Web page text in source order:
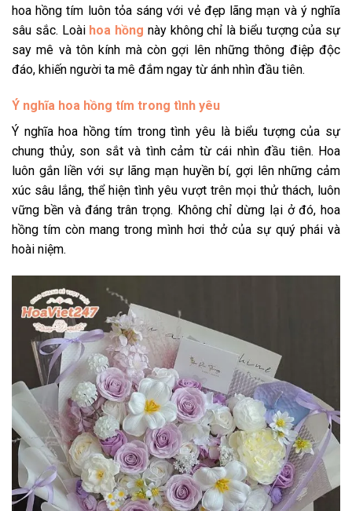
hoa hồng tím luôn tỏa sáng với vẻ đẹp lãng mạn và ý nghĩa
sâu sắc. Loài hoa hồng này không chỉ là biểu tượng của sự
say mê và tôn kính mà còn gợi lên những thông điệp độc
đáo, khiến người ta mê đắm ngay từ ánh nhìn đầu tiên.
Ý nghĩa hoa hồng tím trong tình yêu
Ý nghĩa hoa hồng tím trong tình yêu là biểu tượng của sự
chung thủy, son sắt và tình cảm từ cái nhìn đầu tiên. Hoa
luôn gắn liền với sự lãng mạn huyền bí, gợi lên những cảm
xúc sâu lắng, thể hiện tình yêu vượt trên mọi thử thách, luôn
vững bền và đáng trân trọng. Không chỉ dừng lại ở đó, hoa
hồng tím còn mang trong mình hơi thở của sự quý phái và
hoài niệm.
Phan Quốc Cường
0979******Đặt hàng thành công
phút trước